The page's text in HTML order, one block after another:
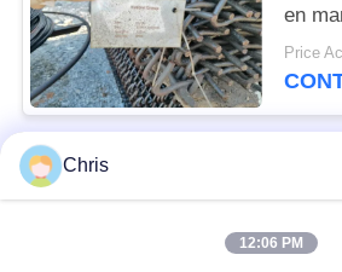
en
de
Catégories populaires
Chris
12:06 PM